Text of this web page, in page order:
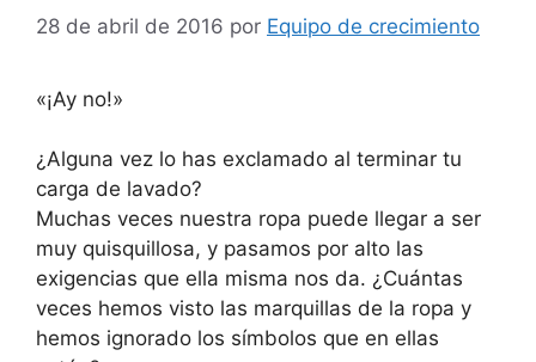
28 de abril de 2016 por Equipo de crecimiento
«¡Ay no!»
¿Alguna vez lo has exclamado al terminar tu
carga de lavado?
Muchas veces nuestra ropa puede llegar a ser
muy quisquillosa, y pasamos por alto las
exigencias que ella misma nos da. ¿Cuántas
veces hemos visto las marquillas de la ropa y
hemos ignorado los símbolos que en ellas